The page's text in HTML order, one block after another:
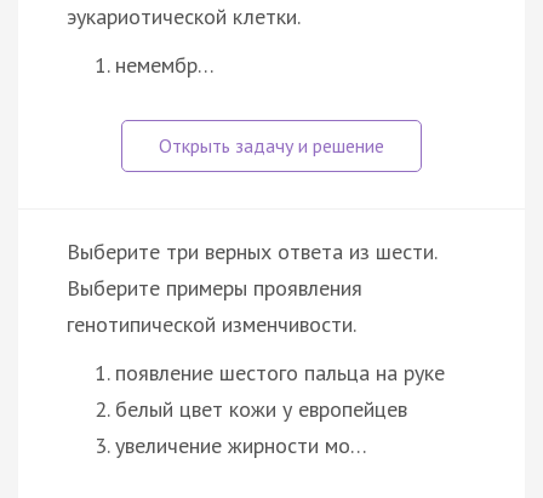
эукариотической клетки.
немембр…
Выберите три верных ответа из шести.
Выберите примеры проявления
генотипической изменчивости.
появление шестого пальца на руке
белый цвет кожи у европейцев
увеличение жирности мо…